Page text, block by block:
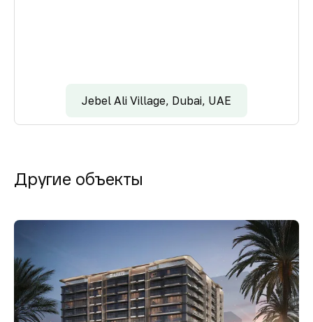
Jebel Ali Village, Dubai, UAE
Другие объекты